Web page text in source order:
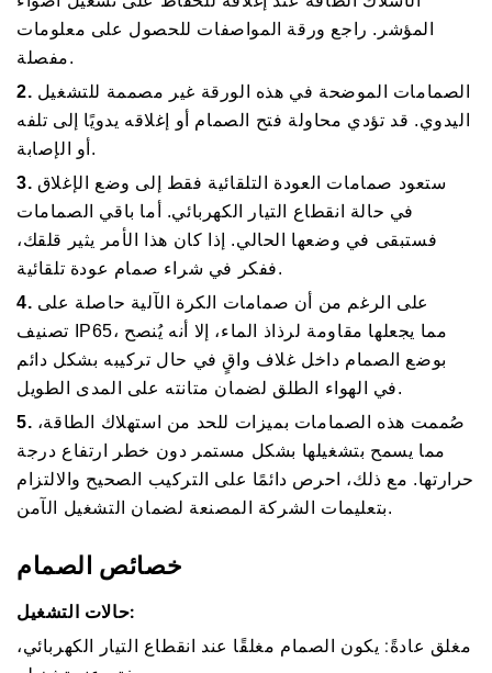
المؤشر. راجع ورقة المواصفات للحصول على معلومات
مفصلة.
2.
اليدوي. قد تؤدي محاولة فتح الصمام أو إغلاقه يدويًا إلى تلفه
أو الإصابة.
3.
في حالة انقطاع التيار الكهربائي. أما باقي الصمامات
فستبقى في وضعها الحالي. إذا كان هذا الأمر يثير قلقك،
ففكر في شراء صمام عودة تلقائية.
4.
تصنيف IP65، مما يجعلها مقاومة لرذاذ الماء، إلا أنه يُنصح
بوضع الصمام داخل غلاف واقٍ في حال تركيبه بشكل دائم
في الهواء الطلق لضمان متانته على المدى الطويل.
5.
مما يسمح بتشغيلها بشكل مستمر دون خطر ارتفاع درجة
حرارتها. مع ذلك، احرص دائمًا على التركيب الصحيح والالتزام
بتعليمات الشركة المصنعة لضمان التشغيل الآمن.
خصائص الصمام
حالات التشغيل:
مغلق عادةً: يكون الصمام مغلقًا عند انقطاع التيار الكهربائي،